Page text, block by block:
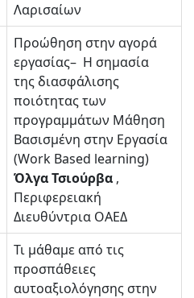
Λαρισαίων
Προώθηση στην αγορά
εργασίας– Η σημασία
της διασφάλισης
ποιότητας των
προγραμμάτων Μάθηση
Βασισμένη στην Εργασία
(Work Based learning)
Όλγα Τσιούρβα ,
Περιφερειακή
Διευθύντρια ΟΑΕΔ
Τι μάθαμε από τις
προσπάθειες
αυτοαξιολόγησης στην